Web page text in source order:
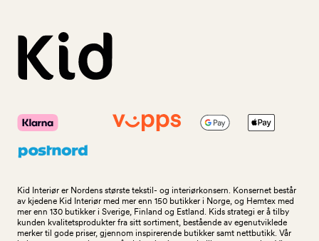
Kid Interiør er Nordens største tekstil- og interiørkonsern. Konsernet består
av kjedene Kid Interiør med mer enn 150 butikker i Norge, og Hemtex med
mer enn 130 butikker i Sverige, Finland og Estland. Kids strategi er å tilby
kunden kvalitetsprodukter fra sitt sortiment, bestående av egenutviklede
merker til gode priser, gjennom inspirerende butikker samt nettbutikk. Vår